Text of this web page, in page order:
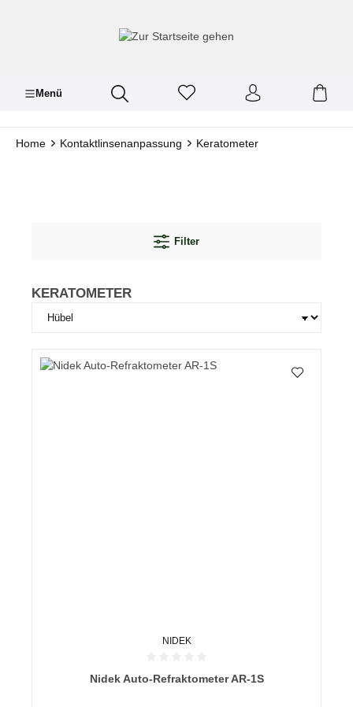
Menü
Home Kontaktlinsenanpassung Keratometer
Filter
KERATOMETER
NIDEK
Durchschnittliche Bewertung von 0 von 5 Sternen
Nidek Auto-Refraktometer AR-1S